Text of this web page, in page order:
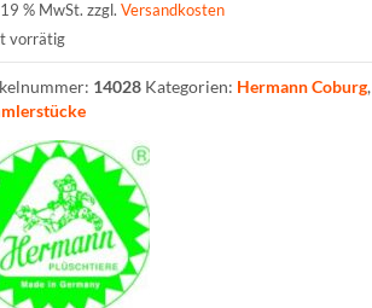
% MwSt. zzgl. Versandkosten
vorrätig
14028 Kategorien: Hermann Coburg,